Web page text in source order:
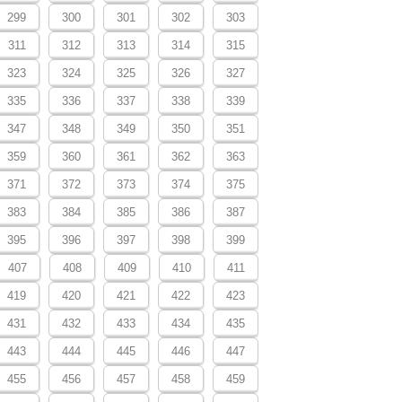
299 300 301 302 303
311 312 313 314 315
323 324 325 326 327
335 336 337 338 339
347 348 349 350 351
359 360 361 362 363
371 372 373 374 375
383 384 385 386 387
395 396 397 398 399
407 408 409 410 411
419 420 421 422 423
431 432 433 434 435
443 444 445 446 447
455 456 457 458 459